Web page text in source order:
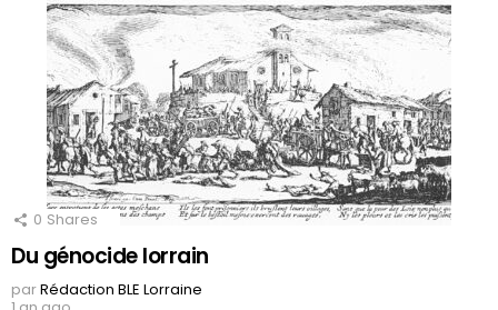
0 Shares
Du génocide lorrain
parRédaction BLE Lorraine